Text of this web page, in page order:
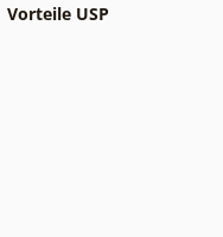
Vorteile USP